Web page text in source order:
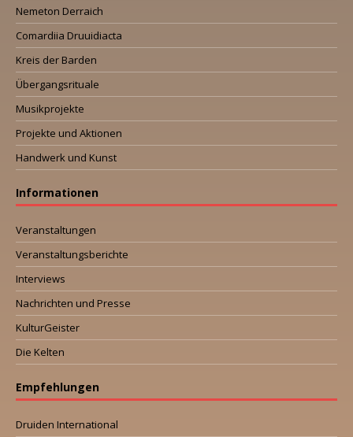
Nemeton Derraich
Comardiia Druuidiacta
Kreis der Barden
Übergangsrituale
Musikprojekte
Projekte und Aktionen
Handwerk und Kunst
Informationen
Veranstaltungen
Veranstaltungsberichte
Interviews
Nachrichten und Presse
KulturGeister
Die Kelten
Empfehlungen
Druiden International